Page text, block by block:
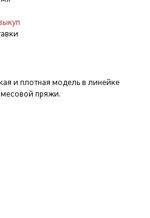
и плотная модель в линейке
пряжи.